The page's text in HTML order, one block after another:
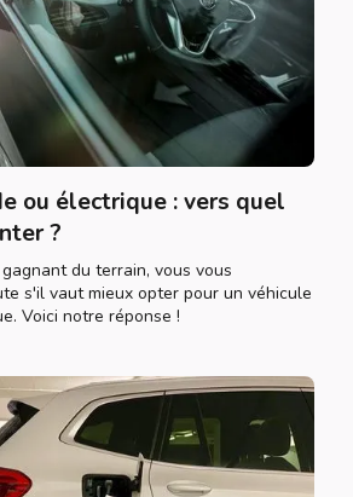
ou électrique : vers quel
?
du terrain, vous vous
s'il vaut mieux opter pour un véhicule
Voici notre réponse !